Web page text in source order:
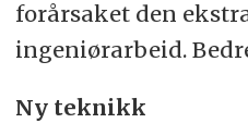
forårsaket den
ingeniørarbeid.
Ny teknikk